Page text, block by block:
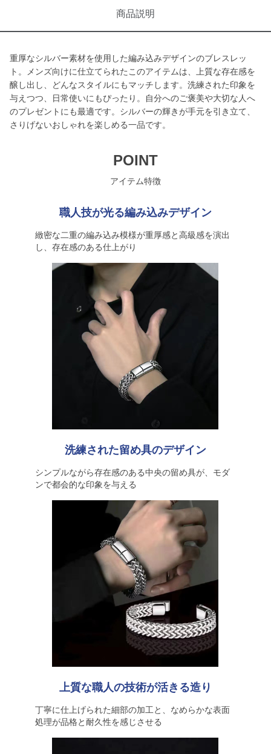
商品説明
重厚なシルバー素材を使用した編み込みデザインのブレスレッ
ト。メンズ向けに仕立てられたこのアイテムは、上質な存在感を
醸し出し、どんなスタイルにもマッチします。洗練された印象を
与えつつ、日常使いにもぴったり。自分へのご褒美や大切な人へ
のプレゼントにも最適です。シルバーの輝きが手元を引き立て、
さりげないおしゃれを楽しめる一品です。
POINT
アイテム特徴
職人技が光る編み込みデザイン
緻密な二重の編み込み模様が重厚感と高級感を演出
し、存在感のある仕上がり
洗練された留め具のデザイン
シンプルながら存在感のある中央の留め具が、モダ
ンで都会的な印象を与える
上質な職人の技術が活きる造り
丁寧に仕上げられた細部の加工と、なめらかな表面
処理が品格と耐久性を感じさせる